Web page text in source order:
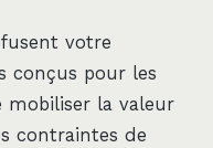
votre
conçus pour les
mobiliser la valeur
contraintes de